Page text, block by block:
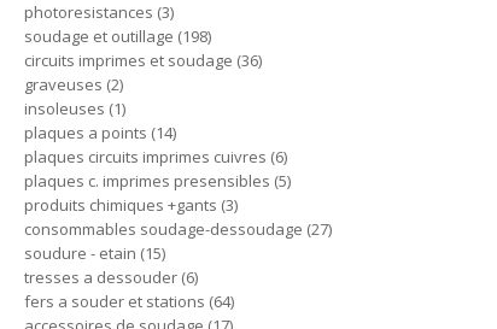
photoresistances 3
soudage et outillage 198
circuits imprimes et soudage 36
graveuses 2
insoleuses 1
plaques a points 14
plaques circuits imprimes cuivres 6
plaques c. imprimes presensibles 5
produits chimiques +gants 3
consommables soudage-dessoudage 27
soudure - etain 15
tresses a dessouder 6
fers a souder et stations 64